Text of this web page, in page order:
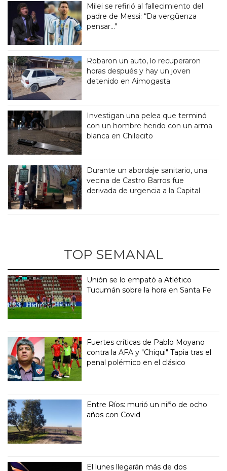
Milei se refirió al fallecimiento del
padre de Messi: “Da vergüenza
pensar..."
Robaron un auto, lo recuperaron
horas después y hay un joven
detenido en Aimogasta
Investigan una pelea que terminó
con un hombre herido con un arma
blanca en Chilecito
Durante un abordaje sanitario, una
vecina de Castro Barros fue
derivada de urgencia a la Capital
TOP SEMANAL
Unión se lo empató a Atlético
Tucumán sobre la hora en Santa Fe
Fuertes críticas de Pablo Moyano
contra la AFA y "Chiqui" Tapia tras el
penal polémico en el clásico
Entre Ríos: murió un niño de ocho
años con Covid
El lunes llegarán más de dos